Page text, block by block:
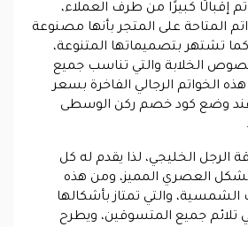
إقبالًا كبيرًا من طرف العملاء،
المتاحة على المتجر بأنها مصنوعة
تشتهر بتصميماتها المتنوعة،
الخلابة والتي تناسب جميع
هذه الخواتم الرجالي الفاخرة بسعر
وضع كود خصم ركن الوسطى
الرجل الخليجي، لذا يقدم له كل
العصري المميز، ومن هذه
الشمسية، والتي تمتاز بأشكالها
تلائم جميع المتسوقين، ويطرح